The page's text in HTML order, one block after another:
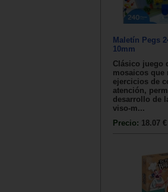
Maletín Pegs
10mm
Clásico juego
mosaicos que
ejercicios de
atención,
desarrollo de
viso-m...
Precio: 18.07 €